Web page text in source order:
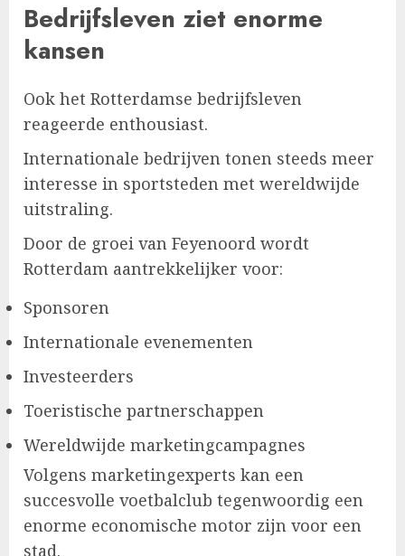
Bedrijfsleven ziet enorme
kansen
Ook het Rotterdamse bedrijfsleven
reageerde enthousiast.
Internationale bedrijven tonen steeds meer
interesse in sportsteden met wereldwijde
uitstraling.
Door de groei van Feyenoord wordt
Rotterdam aantrekkelijker voor:
Sponsoren
Internationale evenementen
Investeerders
Toeristische partnerschappen
Wereldwijde marketingcampagnes
Volgens marketingexperts kan een
succesvolle voetbalclub tegenwoordig een
enorme economische motor zijn voor een
stad.